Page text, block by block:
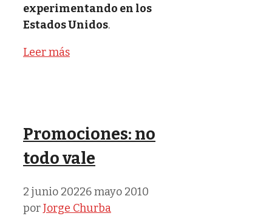
experimentando en los
Estados Unidos.
Leer más
Promociones: no
todo vale
2 junio 20226 mayo 2010
porJorge Churba